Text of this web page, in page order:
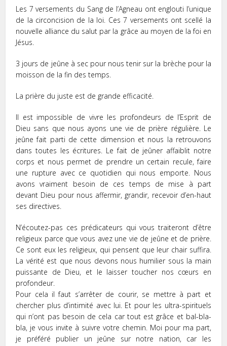
Les 7 versements du Sang de l’Agneau ont englouti l’unique
de la circoncision de la loi. Ces 7 versements ont scellé la
nouvelle alliance du salut par la grâce au moyen de la foi en
Jésus.
3 jours de jeûne à sec pour nous tenir sur la brèche pour la
moisson de la fin des temps.
La prière du juste est de grande efficacité.
Il est impossible de vivre les profondeurs de l’Esprit de
Dieu sans que nous ayons une vie de prière régulière. Le
jeûne fait parti de cette dimension et nous la retrouvons
dans toutes les écritures. Le fait de jeûner affaiblit notre
corps et nous permet de prendre un certain recule, faire
une rupture avec ce quotidien qui nous emporte. Nous
avons vraiment besoin de ces temps de mise à part
devant Dieu pour nous affermir, grandir, recevoir d’en-haut
ses directives.
N’écoutez-pas ces prédicateurs qui vous traiteront d’être
religieux parce que vous avez une vie de jeûne et de prière.
Ce sont eux les religieux, qui pensent que leur chair suffira.
La vérité est que nous devons nous humilier sous la main
puissante de Dieu, et le laisser toucher nos cœurs en
profondeur.
Pour cela il faut s’arrêter de courir, se mettre à part et
chercher plus d’intimité avec lui. Et pour les ultra-spirituels
qui n’ont pas besoin de cela car tout est grâce et bal-bla-
bla, je vous invite à suivre votre chemin. Moi pour ma part,
je préféré publier un jeûne sur notre nation, car les